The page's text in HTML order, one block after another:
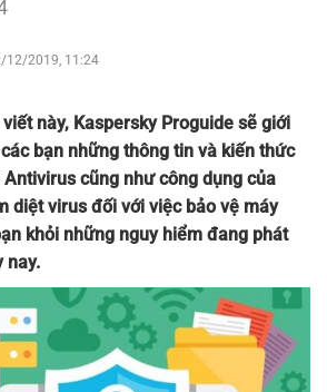
12/2019, 11:24
này, Kaspersky Proguide sẽ giới
bạn những thông tin và kiến thức
Antivirus cũng như công dụng của
diệt virus đối với việc bảo vệ máy
khỏi những nguy hiểm đang phát
nay.